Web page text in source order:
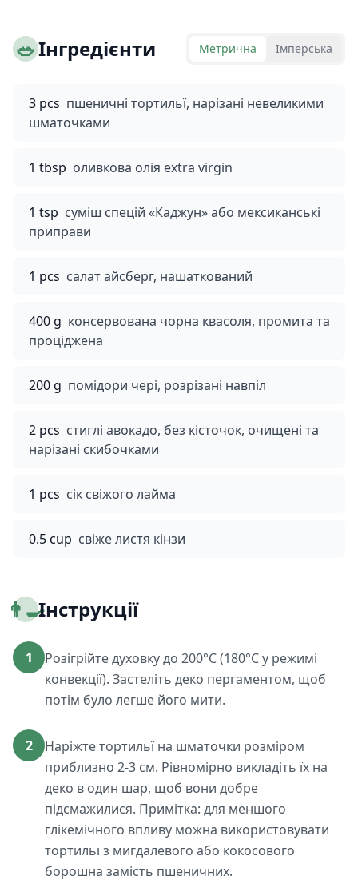
🥗Інгредієнти Метрична Імперська
3 pcs пшеничні тортильї, нарізані невеликими
шматочками
1 tbsp оливкова олія extra virgin
1 tsp суміш спецій «Каджун» або мексиканські
приправи
1 pcs салат айсберг, нашаткований
400 g консервована чорна квасоля, промита та
проціджена
200 g помідори чері, розрізані навпіл
2 pcs стиглі авокадо, без кісточок, очищені та
нарізані скибочками
1 pcs сік свіжого лайма
0.5 cup свіже листя кінзи
👨‍🍳Інструкції
1
Розігрійте духовку до 200°C (180°C у режимі
конвекції). Застеліть деко пергаментом, щоб
потім було легше його мити.
2
Наріжте тортильї на шматочки розміром
приблизно 2-3 см. Рівномірно викладіть їх на
деко в один шар, щоб вони добре
підсмажилися. Примітка: для меншого
глікемічного впливу можна використовувати
тортильї з мигдалевого або кокосового
борошна замість пшеничних.